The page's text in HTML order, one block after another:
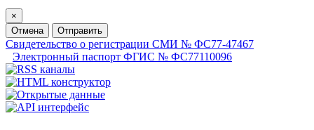
×
Отмена
Отправить
Свидетельство о регистрации СМИ № ФС77-47467
Электронный паспорт ФГИС № ФС77110096